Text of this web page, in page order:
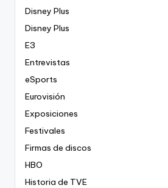
Disney Plus
Disney Plus
E3
Entrevistas
eSports
Eurovisión
Exposiciones
Festivales
Firmas de discos
HBO
Historia de TVE